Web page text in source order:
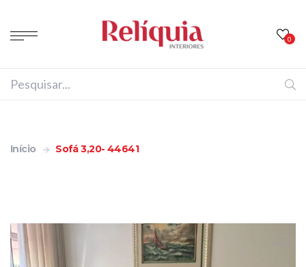
0
Início Sofá 3,20- 44641